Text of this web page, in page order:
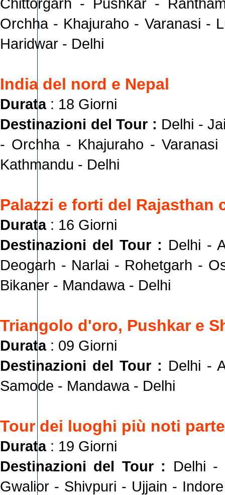
Orchha - Khajuraho - Varanasi -
Haridwar - Delhi
India del nord e Nepal
Durata: 18 Giorni
Destinazioni del Tour : Delhi -
- Orchha - Khajuraho -
Kathmandu - Delhi
Palazzi e forti del Rajasthan
Durata: 16 Giorni
Destinazioni del Tour : Delhi -
Deogarh - Narlai - Rohetgarh -
Bikaner - Mandawa - Delhi
Triangolo d'oro, Pushkar e
Durata: 09 Giorni
Destinazioni del Tour : Delhi -
Samode - Mandawa - Delhi
Tour dei luoghi più noti
Durata: 19 Giorni
Destinazioni del Tour : Delhi -
Gwalior - Shivpuri - Ujjain -